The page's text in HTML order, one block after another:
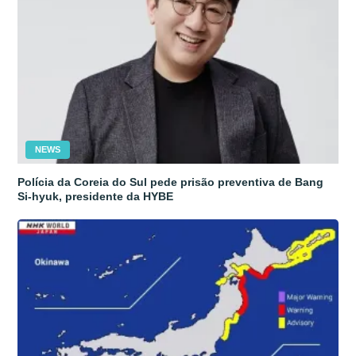
NEWS
Polícia da Coreia do Sul pede prisão preventiva de Bang
Si-hyuk, presidente da HYBE